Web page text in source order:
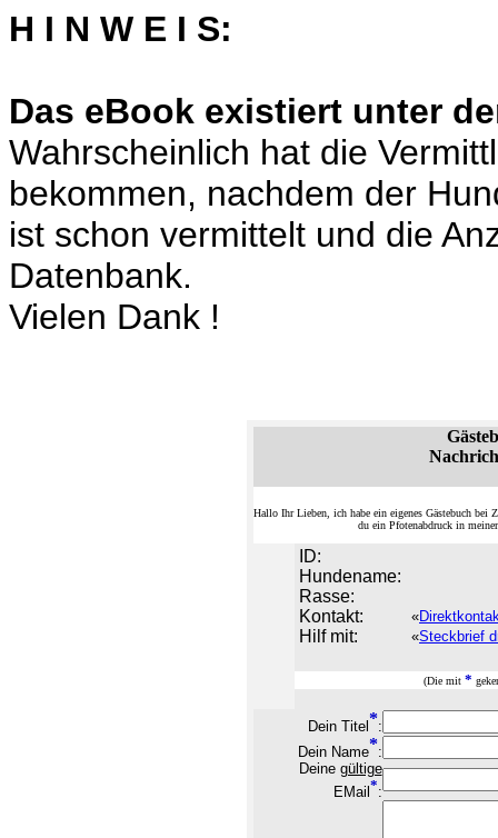
H I N W E I S:
Das eBook existiert unter
Wahrscheinlich hat die
bekommen, nachdem der
ist schon vermittelt und die
Datenbank.
Vielen Dank !
Hallo Ihr Lieben, ich habe ein eigenes Gästebuch bei
du ein Pfotenabdruck in
ID:
Hundename:
Rasse:
Kontakt:
«
Hilf mit: «Steckbrief
(Die mit *
Dein Titel *:
Dein Name*:
Deine gültige
EMail *: